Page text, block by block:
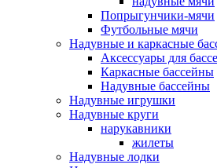
Попрыгунчики-мячи
Футбольные мячи
Надувные и каркасные
Аксессуары для
Каркасные бассейны
Надувные бассейны
Надувные игрушки
Надувные круги
нарукавники
жилеты
Надувные лодки